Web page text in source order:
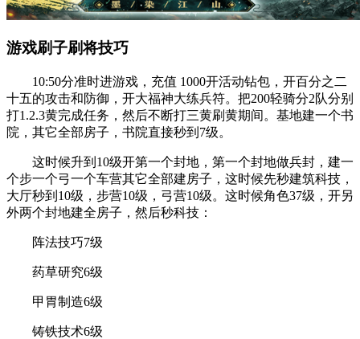
游戏刷子刷将技巧
10:50分准时进游戏，充值 1000开活动钻包，开百分之二
十五的攻击和防御，开大福神大练兵符。把200轻骑分2队分别
打1.2.3黄完成任务，然后不断打三黄刷黄期间。基地建一个书
院，其它全部房子，书院直接秒到7级。
这时候升到10级开第一个封地，第一个封地做兵封，建一
个步一个弓一个车营其它全部建房子，这时候先秒建筑科技，
大厅秒到10级，步营10级，弓营10级。这时候角色37级，开另
外两个封地建全房子，然后秒科技：
阵法技巧7级
药草研究6级
甲胃制造6级
铸铁技术6级